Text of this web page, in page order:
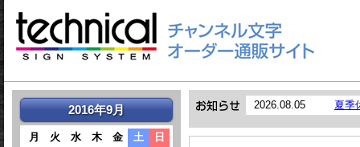
2026.08.05 夏季
2016年9月
月 火 水 木 金 土 日